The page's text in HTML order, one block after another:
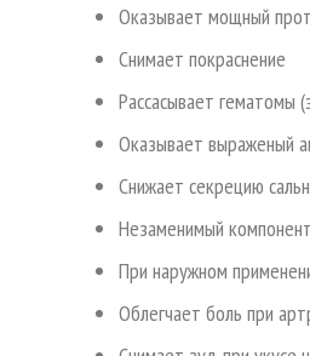
Оказывает мощный
Снимает покраснение
Рассасывает гематомы
Оказывает выраженый
Снижает секрецию
Незаменимый
При наружном
Облегчает боль при